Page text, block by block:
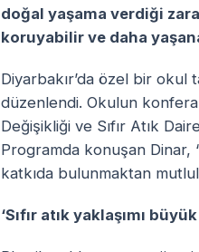
doğal yaşama verdiği
koruyabilir ve daha
Diyarbakır’da özel bir okul
düzenlendi. Okulun
Değişikliği ve Sıfır Atık
Programda konuşan Dinar,
katkıda bulunmaktan
‘Sıfır atık yaklaşımı